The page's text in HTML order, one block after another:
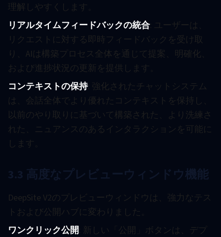
理解しやすくします。
リアルタイムフィードバックの統合: ユーザーは、
リクエストに対する即時フィードバックを受け取
り、AIは構築プロセス全体を通じて提案、明確化、
および進捗状況の更新を提供します。
コンテキストの保持: 強化されたチャットシステム
は、会話全体でより優れたコンテキストを保持し、
以前のやり取りに基づいて構築された、より洗練さ
れた、ニュアンスのあるインタラクションを可能に
します。
3.3 高度なプレビューウィンドウ機能
DeepSite V2のプレビューウィンドウは、強力なテス
トおよび公開ハブに変わりました。
ワンクリック公開: 新しい「公開」ボタンは、デプ